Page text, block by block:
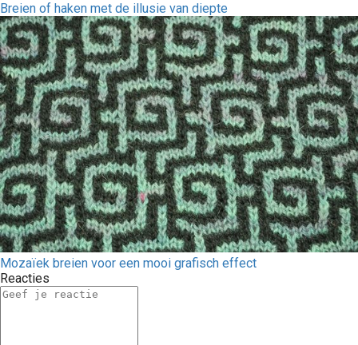
Breien of haken met de illusie van diepte
Mozaïek breien voor een mooi grafisch effect
Reacties